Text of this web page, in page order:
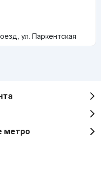
ул. Паркентская
метро